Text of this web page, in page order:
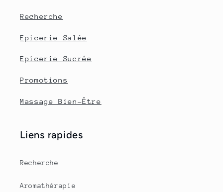
Recherche
Epicerie Salée
Epicerie Sucrée
Promotions
Massage Bien-Être
Liens rapides
Recherche
Aromathérapie